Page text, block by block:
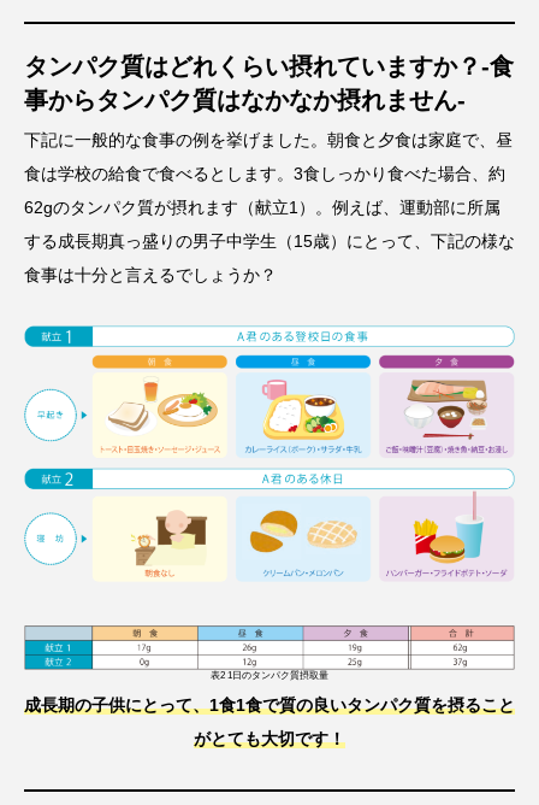
タンパク質はどれくらい摂れていますか？-食
事からタンパク質はなかなか摂れません-
下記に一般的な食事の例を挙げました。朝食と夕食は家庭で、昼
食は学校の給食で食べるとします。3食しっかり食べた場合、約
62gのタンパク質が摂れます（献立1）。例えば、運動部に所属
する成長期真っ盛りの男子中学生（15歳）にとって、下記の様な
食事は十分と言えるでしょうか？
表2 1日のタンパク質摂取量
成長期の子供にとって、1食1食で質の良いタンパク質を摂ること
がとても大切です！